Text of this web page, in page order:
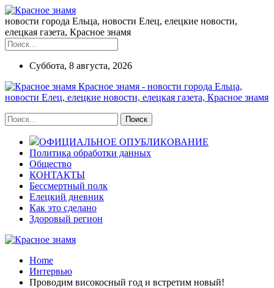
новости города Ельца, новости Елец, елецкие новости,
елецкая газета, Красное знамя
Суббота, 8 августа, 2026
Красное знамя - новости города Ельца,
новости Елец, елецкие новости, елецкая газета, Красное знамя
ОФИЦИАЛЬНОЕ ОПУБЛИКОВАНИЕ
Политика обработки данных
Общество
КОНТАКТЫ
Бессмертный полк
Елецкий дневник
Как это сделано
Здоровый регион
Home
Интервью
Проводим високосный год и встретим новый!